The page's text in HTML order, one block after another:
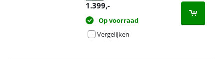
1.399,-
Op voorraad
Vergelijken